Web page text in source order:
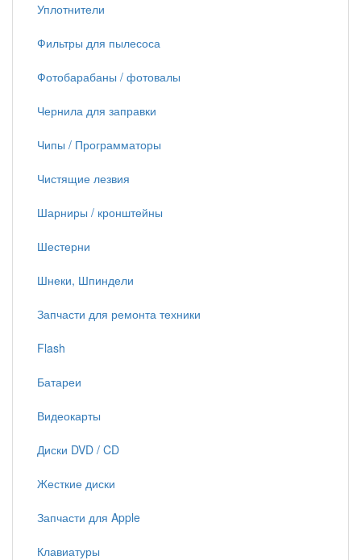
Уплотнители
Фильтры для пылесоса
Фотобарабаны / фотовалы
Чернила для заправки
Чипы / Программаторы
Чистящие лезвия
Шарниры / кронштейны
Шестерни
Шнеки, Шпиндели
Запчасти для ремонта техники
Flash
Батареи
Видеокарты
Диски DVD / CD
Жесткие диски
Запчасти для Apple
Клавиатуры